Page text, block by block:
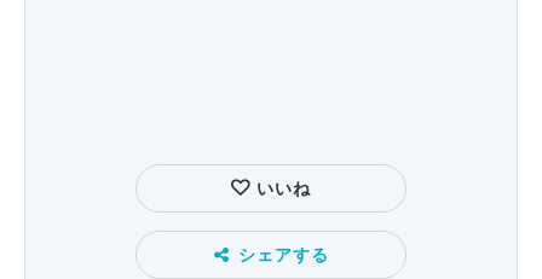
いいね
シェアする